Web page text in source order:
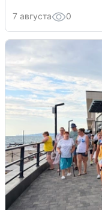
7 августа 0